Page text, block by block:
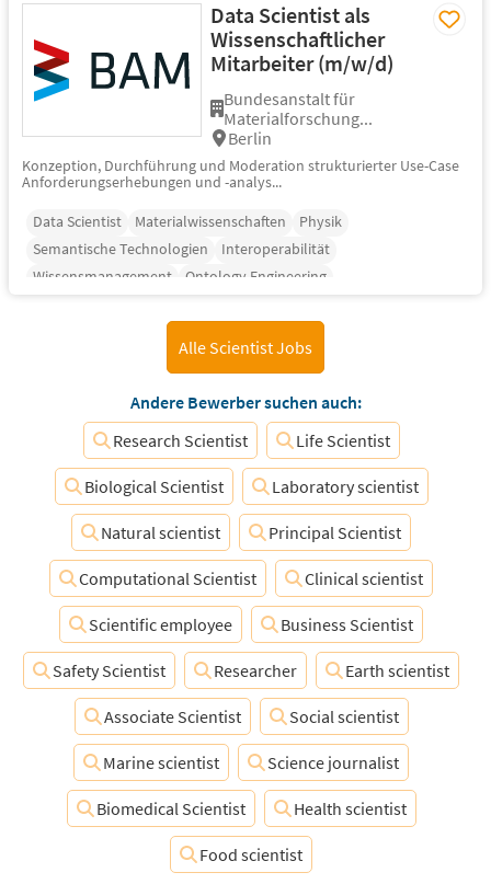
Data Scientist als
Wissenschaftlicher
Mitarbeiter (m/w/d)
Bundesanstalt für
Materialforschung...
Berlin
Konzeption, Durchführung und Moderation strukturierter Use-Case
Anforderungserhebungen und -analys...
Data Scientist
Materialwissenschaften
Physik
Semantische Technologien
Interoperabilität
Wissensmanagement
Ontology Engineering
Alle Scientist Jobs
Andere Bewerber suchen auch:
Research Scientist
Life Scientist
Biological Scientist Laboratory scientist
Natural scientist Principal Scientist
Computational Scientist Clinical scientist
Scientific employee Business Scientist
Safety Scientist Researcher Earth scientist
Associate Scientist Social scientist
Marine scientist Science journalist
Biomedical Scientist Health scientist
Food scientist